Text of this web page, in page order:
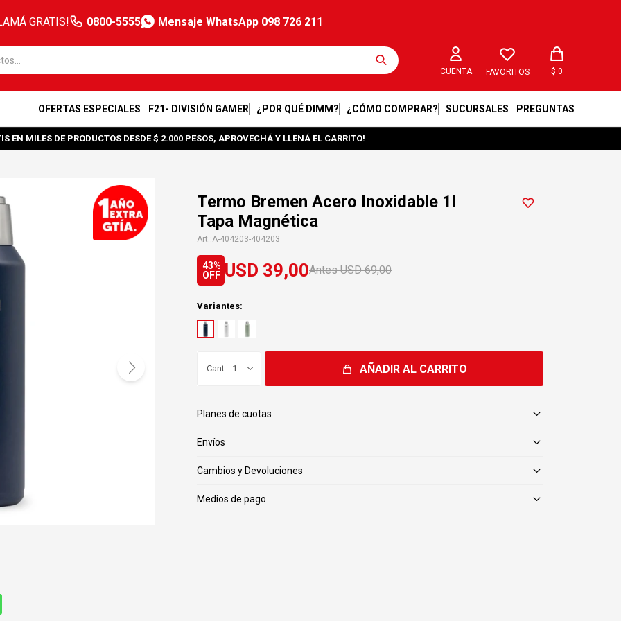
GRATIS! 0800-5555 Mensaje WhatsApp 098 726 211
OFERTAS ESPECIALES F21- DIVISIÓN GAMER ¿POR QUÉ DIMM? ¿CÓMO COMPRAR? SUCURSALES PREGUNTAS
FAVORITOS $ 0
EN MILES DE PRODUCTOS DESDE $ 2.000 PESOS, APROVECHÁ Y LLENÁ EL CARRITO!
Termo Bremen Acero Inoxidable 1l
Tapa Magnética
A-404203-404203
USD 39,00 USD 69,00
43
Variantes:
1 AÑADIR AL CARRITO
Planes de cuotas
Envíos
Cambios y Devoluciones
Medios de pago